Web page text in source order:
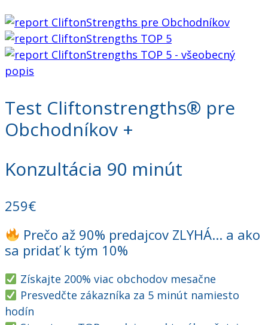
Test Cliftonstrengths® pre
Obchodníkov +
Konzultácia 90 minút
259€
Prečo až 90% predajcov ZLYHÁ... a ako
sa pridať k tým 10%
Získajte 200% viac obchodov mesačne
Presvedčte zákazníka za 5 minút namiesto
hodín